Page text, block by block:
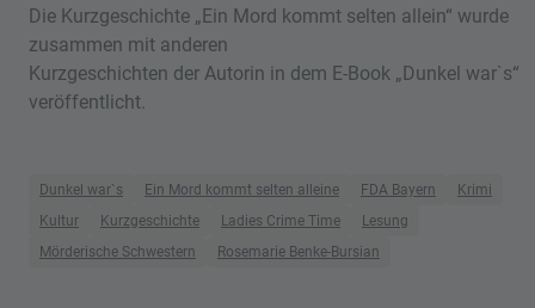
Die Kurzgeschichte „Ein Mord kommt selten allein“ wurde
zusammen mit anderen
Kurzgeschichten der Autorin in dem E-Book „Dunkel war`s“
veröffentlicht.
Dunkel war`s Ein Mord kommt selten alleine FDA Bayern
Krimi
Kultur
Kurzgeschichte Ladies Crime Time
Lesung
Mörderische Schwestern
Rosemarie Benke-Bursian